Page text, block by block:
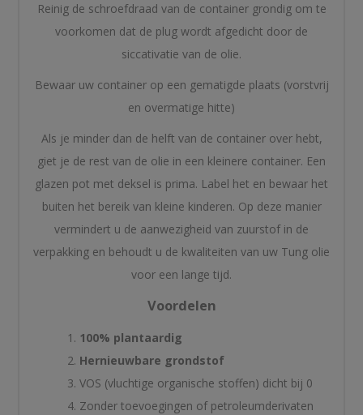
Reinig de schroefdraad van de container grondig om te
voorkomen dat de plug wordt afgedicht door de
siccativatie van de olie.
Bewaar uw container op een gematigde plaats (vorstvrij
en overmatige hitte)
Als je minder dan de helft van de container over hebt,
giet je de rest van de olie in een kleinere container. Een
glazen pot met deksel is prima. Label het en bewaar het
buiten het bereik van kleine kinderen. Op deze manier
vermindert u de aanwezigheid van zuurstof in de
verpakking en behoudt u de kwaliteiten van uw Tung olie
voor een lange tijd.
Voordelen
100% plantaardig
Hernieuwbare grondstof
VOS (vluchtige organische stoffen) dicht bij 0
Zonder toevoegingen of petroleumderivaten